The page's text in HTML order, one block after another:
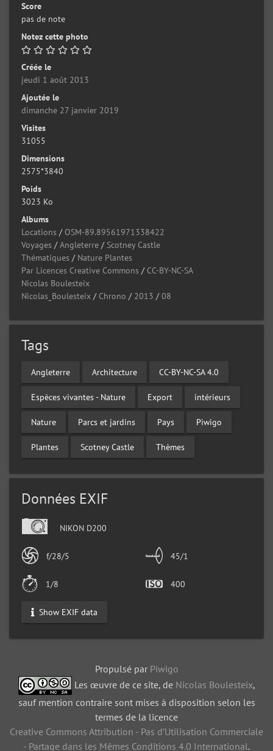
Score
pas de note
Notez cette photo
Créée le
jeudi 1 août 2013
Ajoutée le
dimanche 27 janvier 2019
Visites
31055
Dimensions
2575*3840
Poids
3023 Ko
Albums
Locations / OSM-89.89561971338422
Voyages /Angleterre / Scotney Castle
Thématiques / Nature Plantes
Par Licences Creative Commons / CC-BY-NC-SA
Nicolas Boulesteix
Nicolas_Boulesteix / Chrono / 2013 /08
Tags
Angleterre Architecture CC-BY-NC-SA 4.0
Espèces vivantes - Nature Export intérieurs
Nature Parcs et jardins Pays Piwigo
Plantes Scotney Castle Thèmes
Données EXIF
NIKON D200
f/28/5 45/1
1/8 400
Show EXIF data
Propulsé par Piwigo
Les œuvre de ce site, de Nicolas Boulesteix,
sauf mention contraire sont mises à disposition selon les
termes de la licence
Creative Commons Attribution - Pas d’Utilisation Commerciale
- Partage dans les Mêmes Conditions 4.0 International.